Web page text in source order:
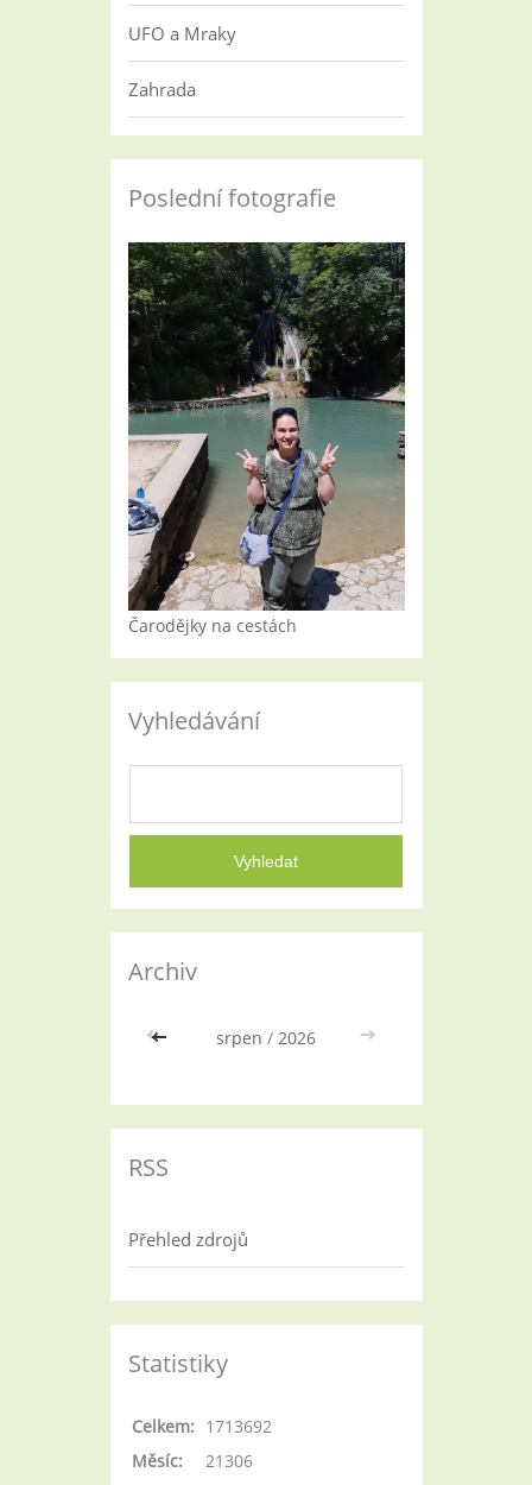
UFO a Mraky
Zahrada
Poslední fotografie
Čarodějky na cestách
Vyhledávání
Archiv
<< srpen / 2026 >>
RSS
Přehled zdrojů
Statistiky
Celkem: 1713692
Měsíc:
21306